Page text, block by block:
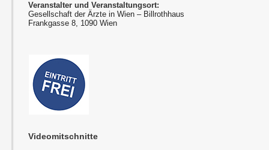
Veranstalter und Veranstaltungsort:
Gesellschaft der Ärzte in Wien – Billrothhaus
Frankgasse 8, 1090 Wien
Videomitschnitte